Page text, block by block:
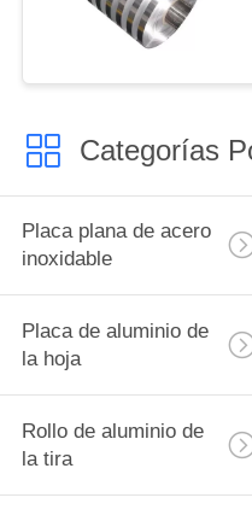
Categorías
Placa plana de acero
inoxidable
Placa de aluminio de
la hoja
Rollo de aluminio de
la tira